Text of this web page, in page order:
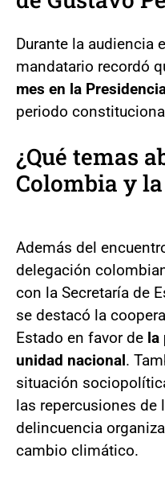
Durante la audiencia
mandatario recordó
mes en la
periodo
¿Qué temas
Colombia y la
Además del
delegación
con la Secretaría de
se destacó la
Estado en favor de la
unidad nacional.
situación
las repercusiones
delincuencia
cambio climático.